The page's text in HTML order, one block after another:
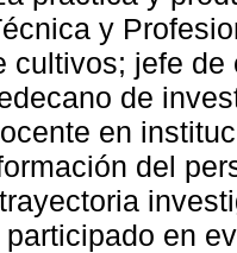
y
cultivos; jefe
de
en
del
en